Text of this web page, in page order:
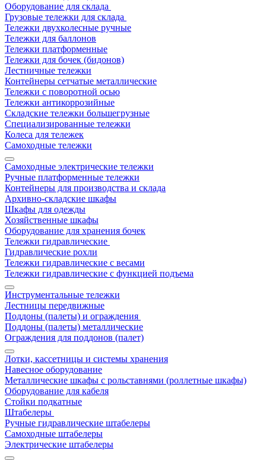
Оборудование для склада
Грузовые тележки для склада
Тележки двухколесные ручные
Тележки для баллонов
Тележки платформенные
Тележки для бочек (бидонов)
Лестничные тележки
Контейнеры сетчатые металлические
Тележки с поворотной осью
Тележки антикоррозийные
Складские тележки большегрузные
Специализированные тележки
Колеса для тележек
Самоходные тележки
Самоходные электрические тележки
Ручные платформенные тележки
Контейнеры для производства и склада
Архивно-складские шкафы
Шкафы для одежды
Хозяйственные шкафы
Оборудование для хранения бочек
Тележки гидравлические
Гидравлические рохли
Тележки гидравлические с весами
Тележки гидравлические с функцией подъема
Инструментальные тележки
Лестницы передвижные
Поддоны (палеты) и ограждения
Поддоны (палеты) металлические
Ограждения для поддонов (палет)
Лотки, кассетницы и системы хранения
Навесное оборудование
Металлические шкафы с рольставнями (роллетные шкафы)
Оборудование для кабеля
Стойки подкатные
Штабелеры
Ручные гидравлические штабелеры
Самоходные штабелеры
Электрические штабелеры